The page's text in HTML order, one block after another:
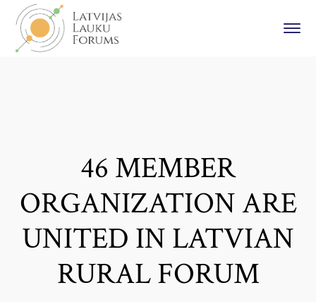
46 MEMBER
ORGANIZATION ARE
UNITED IN LATVIAN
RURAL FORUM